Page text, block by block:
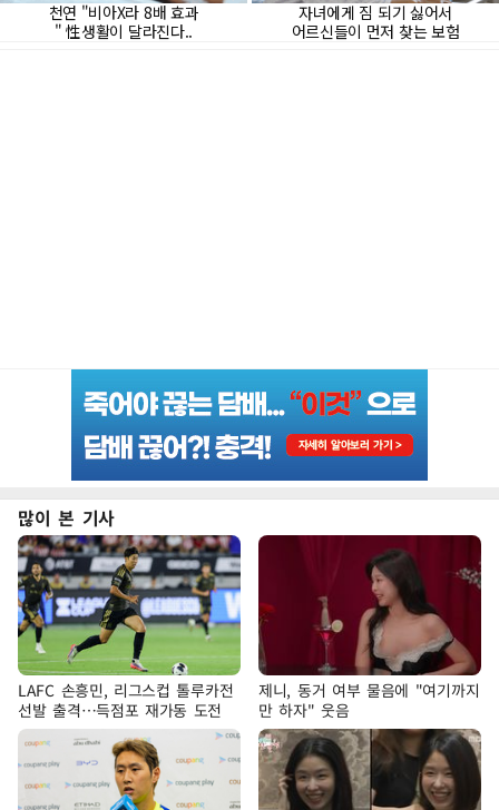
많이 본 기사
LAFC 손흥민, 리그스컵 톨루카전
선발 출격…득점포 재가동 도전
제니, 동거 여부 물음에 "여기까지
만 하자" 웃음